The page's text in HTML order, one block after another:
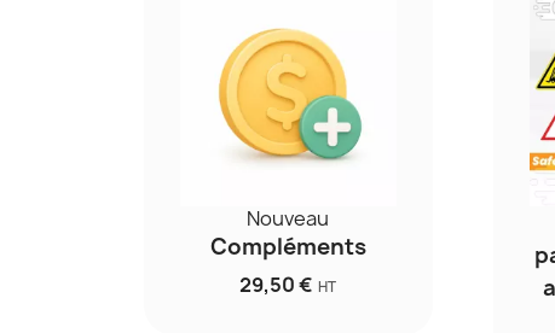
Nouveau
Compléments
29,50 € HT